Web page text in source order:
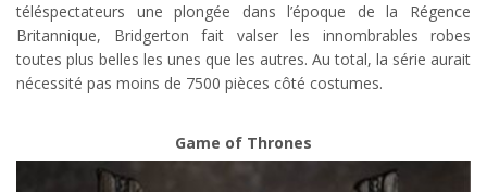
téléspectateurs une plongée dans l’époque de la Régence
Britannique, Bridgerton fait valser les innombrables robes
toutes plus belles les unes que les autres. Au total, la série aurait
nécessité pas moins de 7500 pièces côté costumes.
Game of Thrones